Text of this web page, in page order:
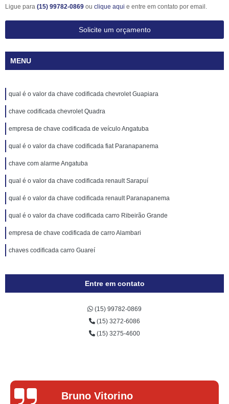
Ligue para (15) 99782-0869 ou clique aqui e entre em contato por email.
Solicite um orçamento
MENU
qual é o valor da chave codificada chevrolet Guapiara
chave codificada chevrolet Quadra
empresa de chave codificada de veículo Angatuba
qual é o valor da chave codificada fiat Paranapanema
chave com alarme Angatuba
qual é o valor da chave codificada renault Sarapuí
qual é o valor da chave codificada renault Paranapanema
qual é o valor da chave codificada carro Ribeirão Grande
empresa de chave codificada de carro Alambari
chaves codificada carro Guareí
Entre em contato
(15) 99782-0869
(15) 3272-6086
(15) 3275-4600
Lucas Donadel